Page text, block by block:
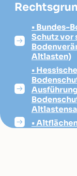
• Bundes-
Schutz vor
Altlasten)
•
•